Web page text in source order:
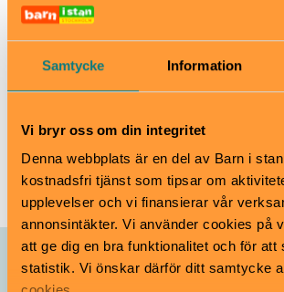
Samtycke Information
Vi bryr oss om din integritet
Denna webbplats är en del av Barn i
kostnadsfri tjänst som tipsar om
upplevelser och vi finansierar vår
annonsintäkter. Vi använder cookies på
att ge dig en bra funktionalitet och för att
statistik. Vi önskar därför ditt samtycke
Sjöhistoriska museet
Djurgårdsbrunnsvägen 24, Gärdet
www.sjohistoriska.se
Till webbplats
Allt som händer –